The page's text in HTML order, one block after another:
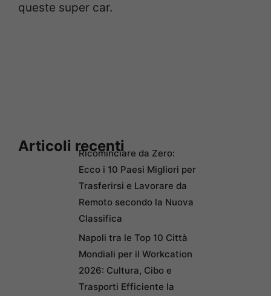
queste super car.
Articoli recentiRicominciare da Zero:
Ecco i 10 Paesi Migliori per
Trasferirsi e Lavorare da
Remoto secondo la Nuova
Classifica
Napoli tra le Top 10 Città
Mondiali per il Workcation
2026: Cultura, Cibo e
Trasporti Efficiente la